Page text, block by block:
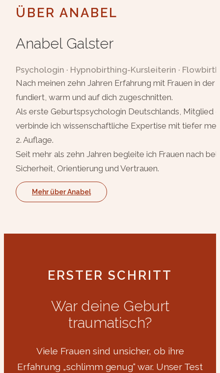
ÜBER ANABEL
Anabel Galster
Psychologin · Hypnobirthing-Kursleiterin ·
Nach meinen zehn Jahren Erfahrung mit Frauen in
fundiert, warm und auf dich zugeschnitten.
Als erste Geburtspsychologin Deutschlands, Mitglied
verbinde ich wissenschaftliche Expertise mit tiefer
2. Auflage.
Seit mehr als zehn Jahren begleite ich Frauen nach
Sicherheit, Orientierung und Vertrauen.
Mehr über Anabel
ERSTER SCHRITT
War deine Geburt
traumatisch?
Viele Frauen sind unsicher, ob ihre
Erfahrung „schlimm genug“ war. Unser Test